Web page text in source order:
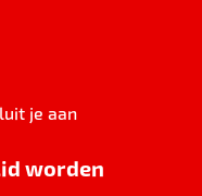
je aan
worden